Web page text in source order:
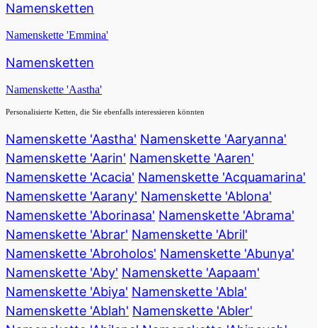
Namensketten
Namenskette 'Emmina'
Namensketten
Namenskette 'Aastha'
Personalisierte Ketten, die Sie ebenfalls interessieren könnten
Namenskette 'Aastha' Namenskette 'Aaryanna'
Namenskette 'Aarin' Namenskette 'Aaren'
Namenskette 'Acacia' Namenskette 'Acquamarina'
Namenskette 'Aarany' Namenskette 'Ablona'
Namenskette 'Aborinasa' Namenskette 'Abrama'
Namenskette 'Abrar' Namenskette 'Abril'
Namenskette 'Abroholos' Namenskette 'Abunya'
Namenskette 'Aby' Namenskette 'Aapaam'
Namenskette 'Abiya' Namenskette 'Abla'
Namenskette 'Ablah' Namenskette 'Abler'